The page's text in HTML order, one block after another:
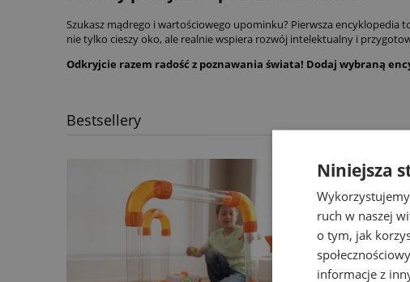
Szukasz mądrego i wartościowego upominku? Pierwsza encyklopedia
nie tylko cieszy oko, ale realnie wspiera rozwój intelektualny i
Odkryjcie razem radość z poznawania świata! Dodaj wybraną
Bestsellery
Niniejsza
ruch w naszej
o tym, jak
informacje z